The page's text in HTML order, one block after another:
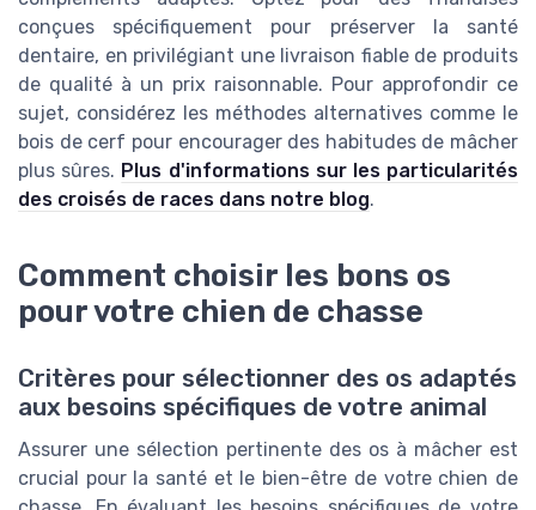
conçues spécifiquement pour préserver la santé
dentaire, en privilégiant une livraison fiable de produits
de qualité à un prix raisonnable. Pour approfondir ce
sujet, considérez les méthodes alternatives comme le
bois de cerf pour encourager des habitudes de mâcher
plus sûres. Plus d'informations sur les particularités
des croisés de races dans notre blog.
Comment choisir les bons os
pour votre chien de chasse
Critères pour sélectionner des os adaptés
aux besoins spécifiques de votre animal
Assurer une sélection pertinente des os à mâcher est
crucial pour la santé et le bien-être de votre chien de